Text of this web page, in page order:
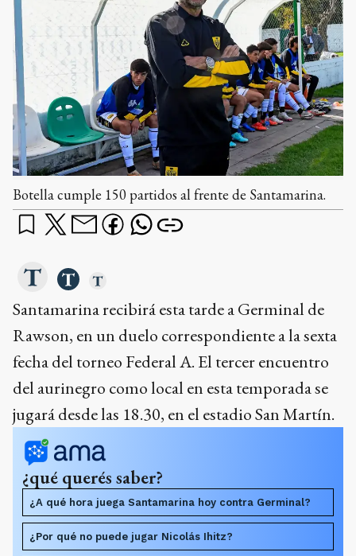
Botella cumple 150 partidos al frente de Santamarina.
Santamarina recibirá esta tarde a Germinal de
Rawson, en un duelo correspondiente a la sexta
fecha del torneo Federal A. El tercer encuentro
del aurinegro como local en esta temporada se
jugará desde las 18.30, en el estadio San Martín.
¿qué querés saber?
¿A qué hora juega Santamarina hoy contra Germinal?
¿Por qué no puede jugar Nicolás Ihitz?